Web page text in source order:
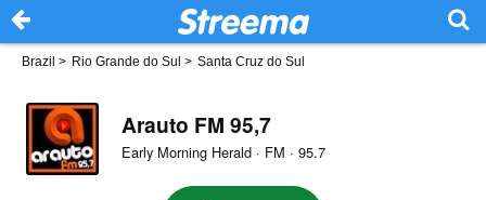
Brazil > Rio Grande do Sul > Santa Cruz do Sul
Arauto FM 95,7
Early Morning Herald · FM · 95.7